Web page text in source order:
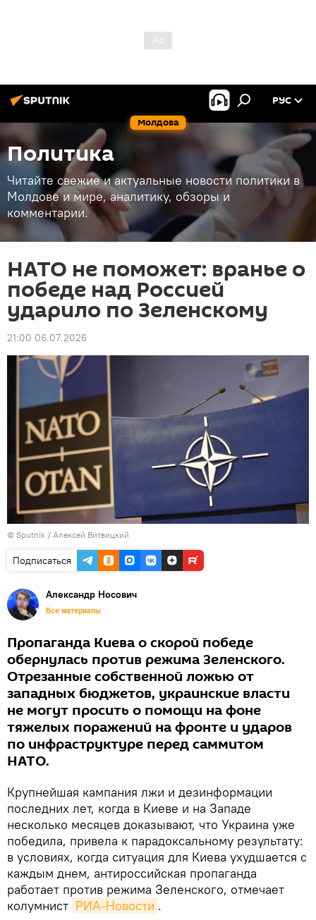
Молдова
РУС
Политика
Читайте свежие и актуальные новости политики в
Молдове и мире, аналитику, обзоры и
комментарии.
НАТО не поможет: вранье о
победе над Россией
ударило по Зеленскому
21:00 06.07.2026
© Sputnik / Алексей Витвицкий
Подписаться
Александр Носович
Все материалы
Пропаганда Киева о скорой победе
обернулась против режима Зеленского.
Отрезанные собственной ложью от
западных бюджетов, украинские власти
не могут просить о помощи на фоне
тяжелых поражений на фронте и ударов
по инфраструктуре перед саммитом
НАТО.
Крупнейшая кампания лжи и дезинформации
последних лет, когда в Киеве и на Западе
несколько месяцев доказывают, что Украина уже
победила, привела к парадоксальному результату:
в условиях, когда ситуация для Киева ухудшается с
каждым днем, антироссийская пропаганда
работает против режима Зеленского, отмечает
колумнист РИА-Новости .